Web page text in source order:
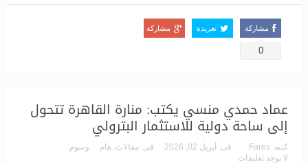
مشاركة
0
تغريدة مشاركة
عماد حمدي منسي يكتب: منارة القاهرة تتحول
إلى ساحة دولية للاستثمار البترولي
كتبه: Fares فى: أبريل 02, 2026 فى: مقالات, هام
وسوم:
لا يوجد تعليقات